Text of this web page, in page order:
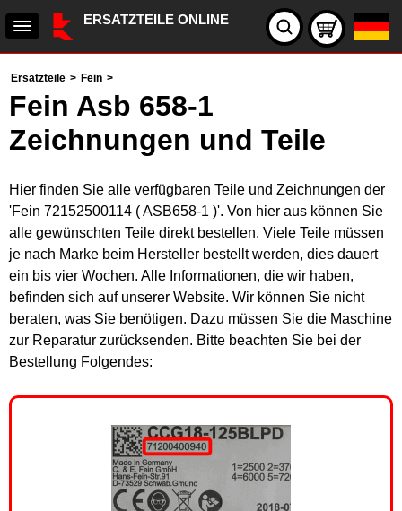
ERSATZTEILE ONLINE
Ersatzteile > Fein >
Fein Asb 658-1
Zeichnungen und Teile
Hier finden Sie alle verfügbaren Teile und Zeichnungen der
'Fein 72152500114 ( ASB658-1 )'. Von hier aus können Sie
alle gewünschten Teile direkt bestellen. Viele Teile müssen
je nach Marke beim Hersteller bestellt werden, dies dauert
ein bis vier Wochen. Alle Informationen, die wir haben,
befinden sich auf unserer Website. Wir können Sie nicht
beraten, was Sie benötigen. Dazu müssen Sie die Maschine
zur Reparatur zurücksenden. Bitte beachten Sie bei der
Bestellung Folgendes: